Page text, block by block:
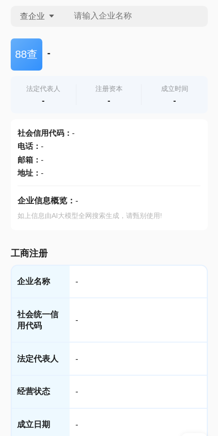
查企业
查企业
查产地
88查 -
法定代表人
-
注册资本
-
成立时间
-
社会信用代码： -
电话： -
邮箱： -
地址： -
企业信息概览： -
如上信息由AI大模型全网搜索生成，请甄别使用!
工商注册
企业名称 -
社会统一信
用代码
-
法定代表人 -
经营状态 -
成立日期 -